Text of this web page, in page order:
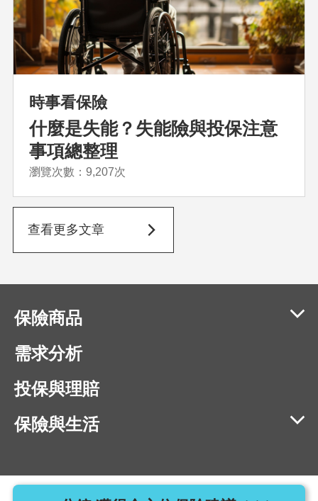
時事看保險
什麼是失能？失能險與投保注意
事項總整理
瀏覽次數：9,207次
查看更多文章
保險商品
需求分析
投保與理賠
保險與生活